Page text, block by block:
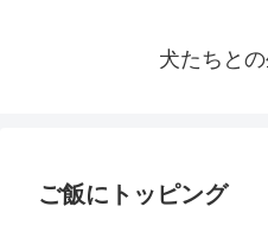
犬たちとの
ご飯にトッピング